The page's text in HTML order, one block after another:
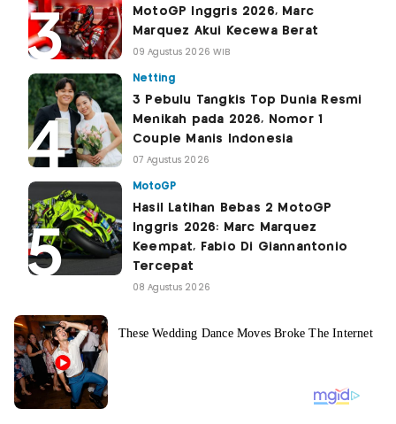
MotoGP Inggris 2026, Marc
Marquez Akui Kecewa Berat
09 Agustus 2026 WIB
Netting
3 Pebulu Tangkis Top Dunia Resmi
Menikah pada 2026, Nomor 1
Couple Manis Indonesia
07 Agustus 2026
MotoGP
Hasil Latihan Bebas 2 MotoGP
Inggris 2026: Marc Marquez
Keempat, Fabio Di Giannantonio
Tercepat
08 Agustus 2026